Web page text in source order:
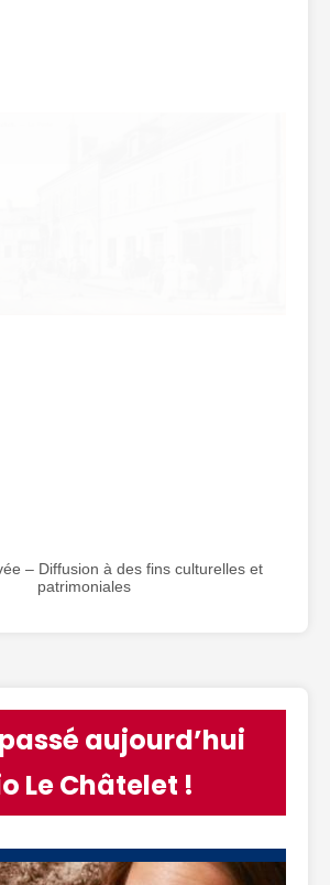
– Diffusion à des fins culturelles et
patrimoniales
aujourd’hui
Le Châtelet !